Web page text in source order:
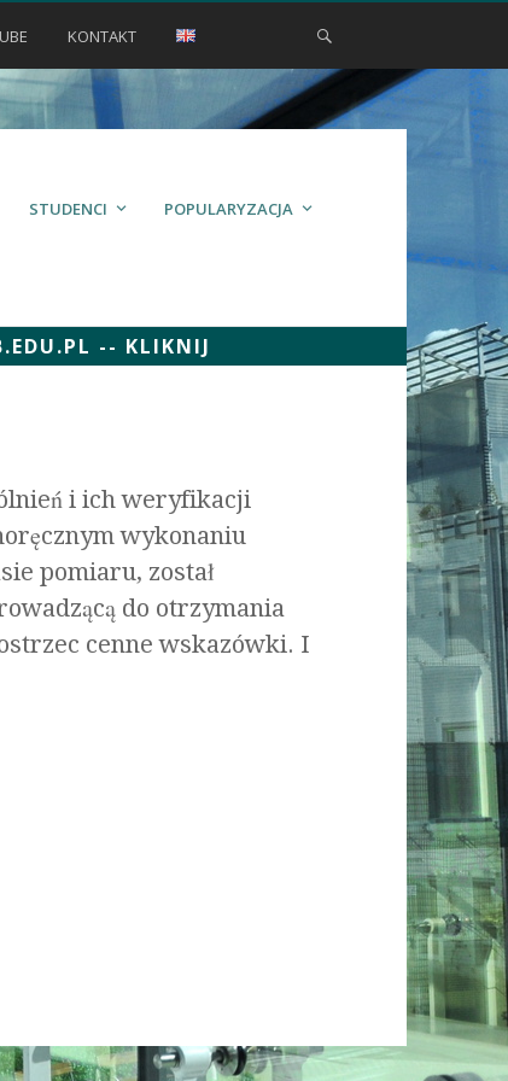
KONTAKT
STUDENCI POPULARYZACJA
-- KLIKNIJ
i ich weryfikacji
wykonaniu
pomiaru, został
do otrzymania
cenne wskazówki. I